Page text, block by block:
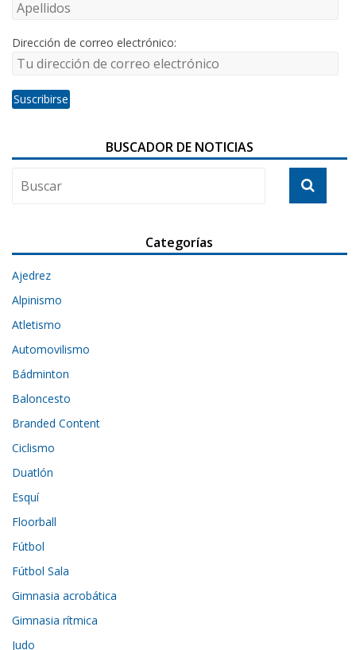
Dirección de correo electrónico:
BUSCADOR DE NOTICIAS
Categorías
Ajedrez
Alpinismo
Atletismo
Automovilismo
Bádminton
Baloncesto
Branded Content
Ciclismo
Duatlón
Esquí
Floorball
Fútbol
Fútbol Sala
Gimnasia acrobática
Gimnasia rítmica
Judo